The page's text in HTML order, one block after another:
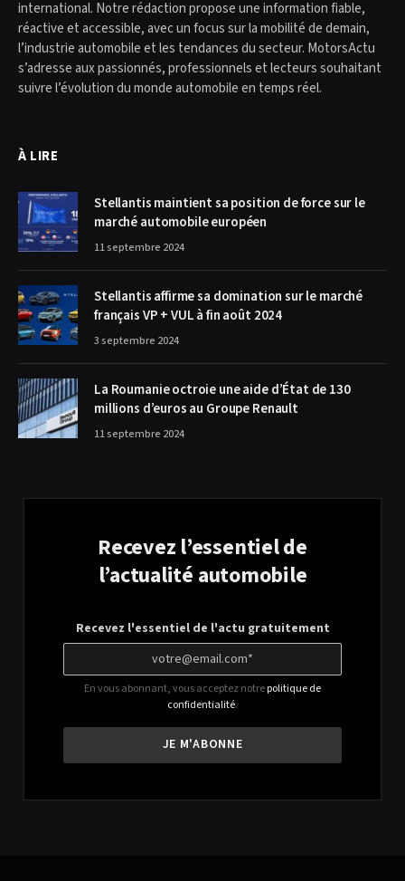
international. Notre rédaction propose une information fiable,
réactive et accessible, avec un focus sur la mobilité de demain,
l’industrie automobile et les tendances du secteur. MotorsActu
s’adresse aux passionnés, professionnels et lecteurs souhaitant
suivre l’évolution du monde automobile en temps réel.
À LIRE
Stellantis maintient sa position de force sur le
marché automobile européen
11 septembre 2024
Stellantis affirme sa domination sur le marché
français VP + VUL à fin août 2024
3 septembre 2024
La Roumanie octroie une aide d’État de 130
millions d’euros au Groupe Renault
11 septembre 2024
Recevez l’essentiel de
l’actualité automobile
Recevez l'essentiel de l'actu gratuitement
En vous abonnant, vous acceptez notrepolitique de
confidentialité.